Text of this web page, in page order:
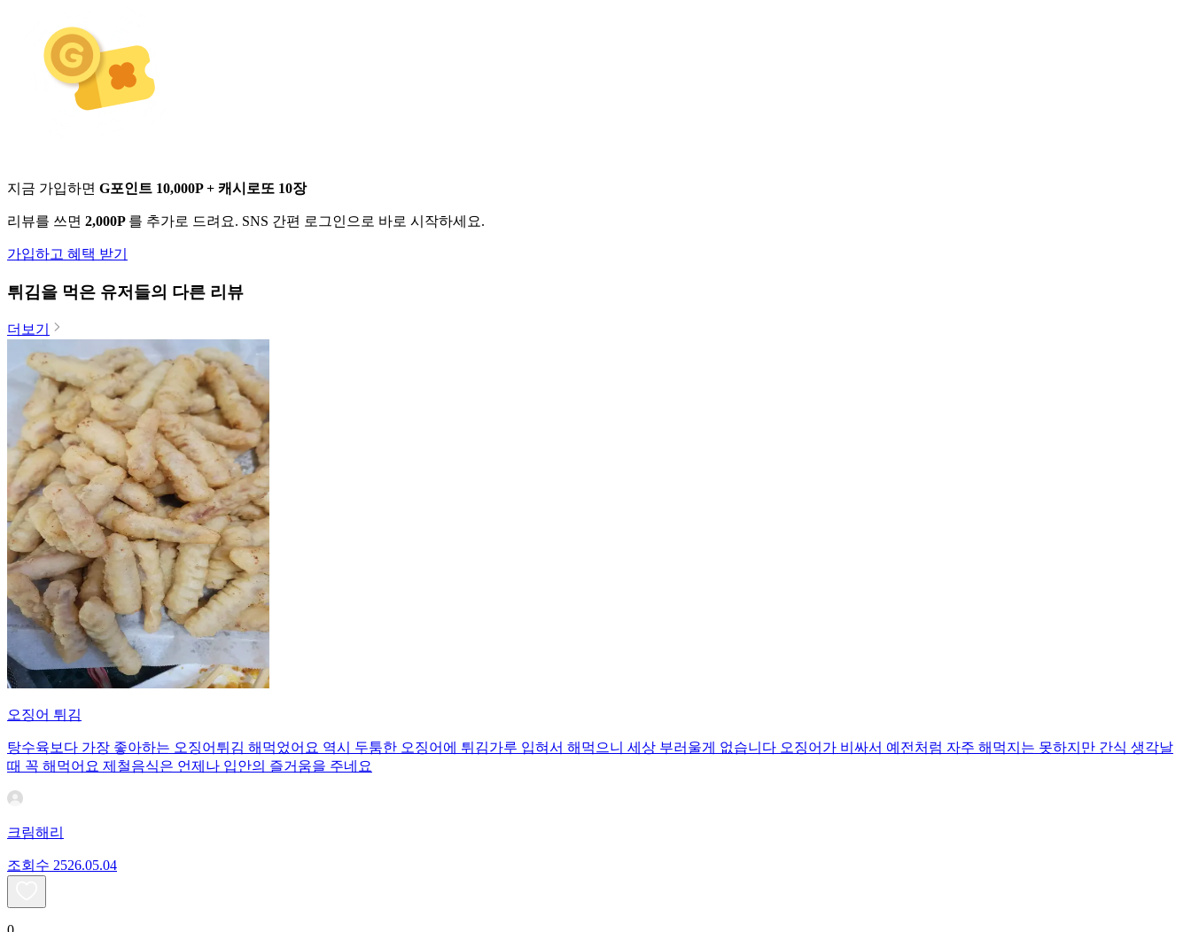
지금 가입하면 G포인트 10,000P + 캐시로또 10장
리뷰를 쓰면 2,000P 를 추가로 드려요. SNS 간편 로그인으로 바로 시작하세요.
가입하고 혜택 받기
튀김을 먹은 유저들의 다른 리뷰
더보기
오징어 튀김
탕수육보다 가장 좋아하는 오징어튀김 해먹었어요 역시 두툼한 오징어에 튀김가루 입혀서 해먹으니 세상 부러울게 없습니다 오징어가 비싸서 예전처럼 자주 해먹지는 못하지만 간식 생각날
때 꼭 해먹어요 제철음식은 언제나 입안의 즐거움을 주네요
크림해리
조회수 2526.05.04